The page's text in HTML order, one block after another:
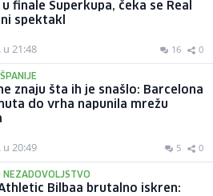
finale Superkupa, čeka se Real
spektakl
u 21:48 16 0
znaju šta ih je snašlo: Barcelona
do vrha napunila mrežu
u 20:49 5 0
NEZADOVOLJSTVO
Bilbaa brutalno iskren: